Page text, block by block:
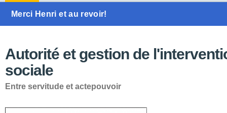
Merci Henri et au revoir!
Autorité et gestion de
sociale
Entre servitude et actepouvoir